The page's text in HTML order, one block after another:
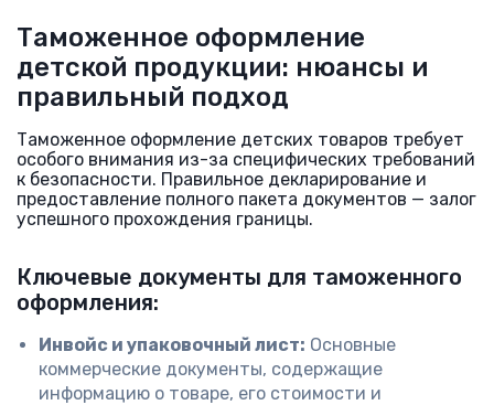
Таможенное оформление
детской продукции: нюансы и
правильный подход
Таможенное оформление детских товаров требует
особого внимания из-за специфических требований
к безопасности. Правильное декларирование и
предоставление полного пакета документов — залог
успешного прохождения границы.
Ключевые документы для таможенного
оформления:
Инвойс и упаковочный лист: Основные
коммерческие документы, содержащие
информацию о товаре, его стоимости и